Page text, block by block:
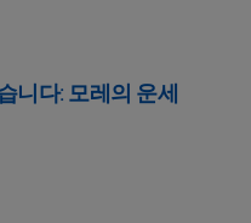
니다: 모레의 운세